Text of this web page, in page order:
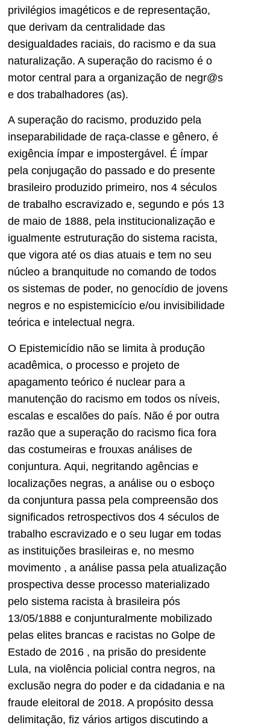
privilégios imagéticos e de representação,
que derivam da centralidade das
desigualdades raciais, do racismo e da sua
naturalização. A superação do racismo é o
motor central para a organização de negr@s
e dos trabalhadores (as).
A superação do racismo, produzido pela
inseparabilidade de raça-classe e gênero, é
exigência ímpar e impostergável. É ímpar
pela conjugação do passado e do presente
brasileiro produzido primeiro, nos 4 séculos
de trabalho escravizado e, segundo e pós 13
de maio de 1888, pela institucionalização e
igualmente estruturação do sistema racista,
que vigora até os dias atuais e tem no seu
núcleo a branquitude no comando de todos
os sistemas de poder, no genocídio de jovens
negros e no espistemicício e/ou invisibilidade
teórica e intelectual negra.
O Epistemicídio não se limita à produção
acadêmica, o processo e projeto de
apagamento teórico é nuclear para a
manutenção do racismo em todos os níveis,
escalas e escalões do país. Não é por outra
razão que a superação do racismo fica fora
das costumeiras e frouxas análises de
conjuntura. Aqui, negritando agências e
localizações negras, a análise ou o esboço
da conjuntura passa pela compreensão dos
significados retrospectivos dos 4 séculos de
trabalho escravizado e o seu lugar em todas
as instituições brasileiras e, no mesmo
movimento , a análise passa pela atualização
prospectiva desse processo materializado
pelo sistema racista à brasileira pós
13/05/1888 e conjunturalmente mobilizado
pelas elites brancas e racistas no Golpe de
Estado de 2016 , na prisão do presidente
Lula, na violência policial contra negros, na
exclusão negra do poder e da cidadania e na
fraude eleitoral de 2018. A propósito dessa
delimitação, fiz vários artigos discutindo a